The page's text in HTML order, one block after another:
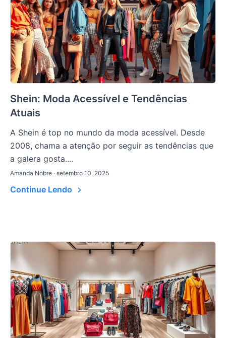
Shein: Moda Acessível e Tendências
Atuais
A Shein é top no mundo da moda acessível. Desde
2008, chama a atenção por seguir as tendências que
a galera gosta....
Amanda Nobre · setembro 10, 2025
Continue Lendo